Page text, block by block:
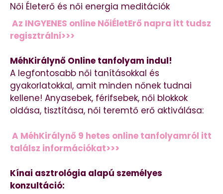
Női Életerő és női energia meditációk
Az INGYENES online NőiÉletErő napra itt tudsz
regisztrálni>>>
MéhKirálynő Online tanfolyam indul!
A legfontosabb női tanításokkal és
gyakorlatokkal, amit minden nőnek tudnai
kellene! Anyasebek, férifsebek, női blokkok
oldása, tisztítása, női teremtő erő aktiválása:
A MéhKirálynő 9 hetes online tanfolyamról itt
találsz információkat>>>
Kínai asztrológia alapú személyes
konzultáció: